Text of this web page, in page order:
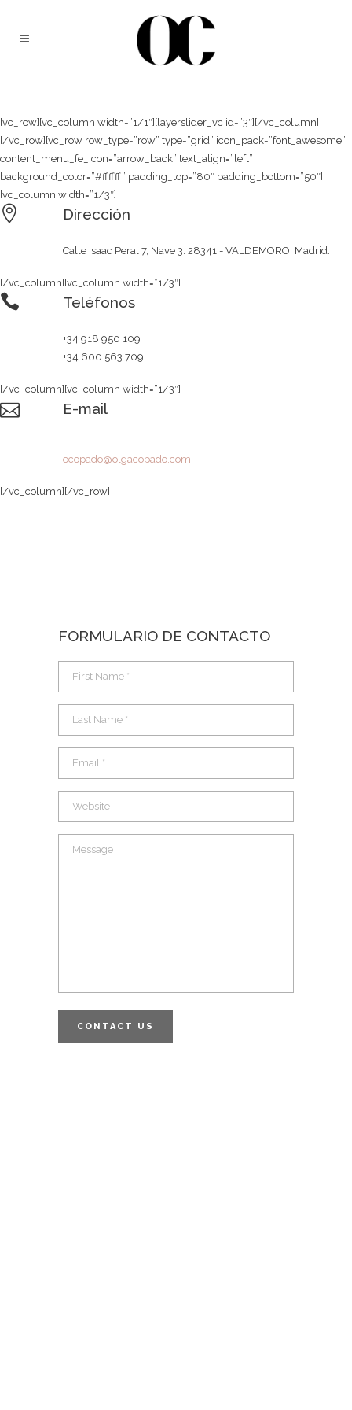
[vc_row][vc_column width=”1/1″][layerslider_vc id=”3″][/vc_column]
[/vc_row][vc_row row_type=”row” type=”grid” icon_pack=”font_awesome”
content_menu_fe_icon=”arrow_back” text_align=”left”
background_color=”#ffffff” padding_top=”80″ padding_bottom=”50″]
[vc_column width=”1/3″]
Dirección
Calle Isaac Peral 7, Nave 3. 28341 - VALDEMORO. Madrid.
[/vc_column][vc_column width=”1/3″]
Teléfonos
+34 918 950 109
+34 600 563 709
[/vc_column][vc_column width=”1/3″]
E-mail
ocopado@olgacopado.com
[/vc_column][/vc_row]
FORMULARIO DE CONTACTO